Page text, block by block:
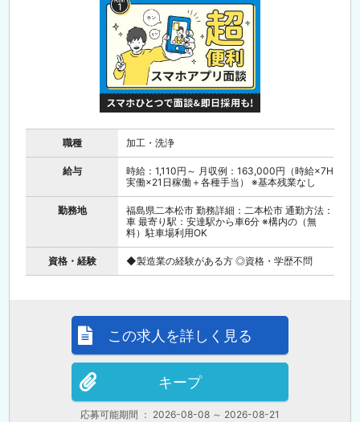
職種 加工・洗浄
給与
時給：1,110円～ 月収例：163,000円（時給×7H
実働×21日稼働＋各種手当） ※基本残業なし
勤務地
福島県二本松市 勤務詳細：二本松市 通勤方法：
車 最寄り駅：安達駅から車6分 ※構内の（無
料）駐車場利用OK
資格・経験 ◆製造業の経験がある方 ◎資格・学歴不問
応募可能期間 ： 2026-08-08 ～ 2026-08-21
この求人を詳しく見る
キープ